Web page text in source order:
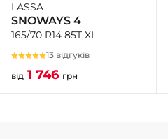
LASSA
SNOWAYS 4
165/70 R14 85T XL
13 відгуків
від 1 746 грн